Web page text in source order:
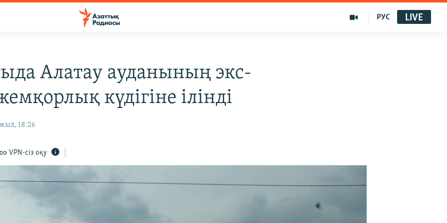
РУС LIVE
Алатау ауданының экс-
күдігіне ілінді
18:26
VPN-сіз оқу